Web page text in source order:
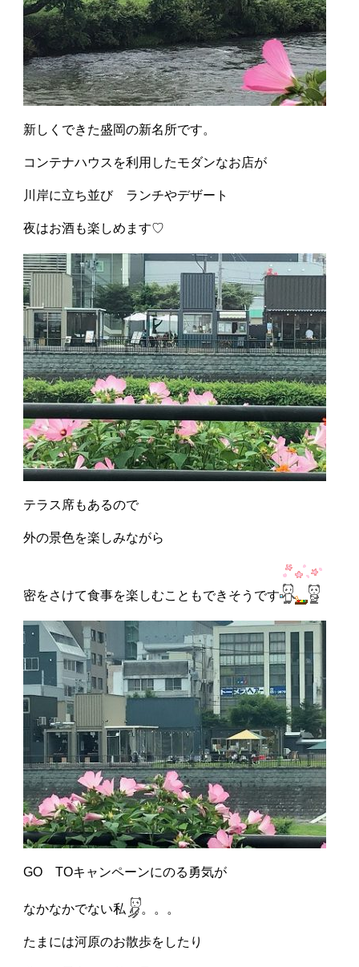
新しくできた盛岡の新名所です。
コンテナハウスを利用したモダンなお店が
川岸に立ち並び ランチやデザート
夜はお酒も楽しめます♡
テラス席もあるので
外の景色を楽しみながら
密をさけて食事を楽しむこともできそうです
GO TOキャンペーンにのる勇気が
なかなかでない私 。。。
たまには河原のお散歩をしたり